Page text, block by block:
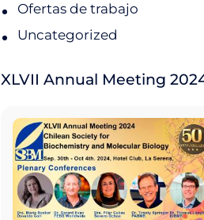
Ofertas de trabajo
Uncategorized
XLVII Annual Meeting